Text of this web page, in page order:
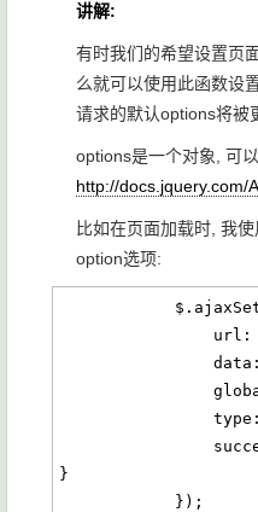
讲解:
有时我们的希望设置页
么就可以使用此函数设
请求的默认options将被
options是一个对象, 可
http://docs.jquery.com/
比如在页面加载时, 我
option选项:
                url:
}
            });